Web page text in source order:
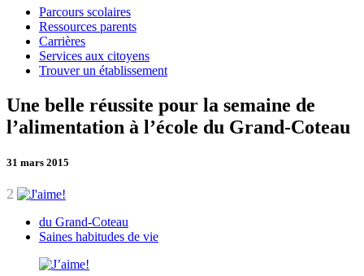
Parcours scolaires
Ressources parents
Carrières
Services aux citoyens
Trouver un établissement
Une belle réussite pour la semaine de
l’alimentation à l’école du Grand-Coteau
31 mars 2015
2
du Grand-Coteau
Saines habitudes de vie